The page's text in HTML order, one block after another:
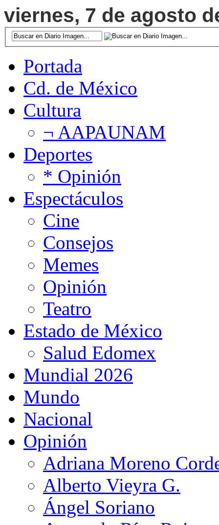
viernes, 7 de agosto
Portada
Cd. de México
Cultura
¬ AAPAUNAM
Deportes
* Opinión
Espectáculos
Cine
Consejos
Memes
Opinión
Teatro
Estado de México
Salud Edomex
Mundial 2026
Mundo
Nacional
Opinión
Adriana Moreno
Alberto Vieyra G.
Ángel Soriano